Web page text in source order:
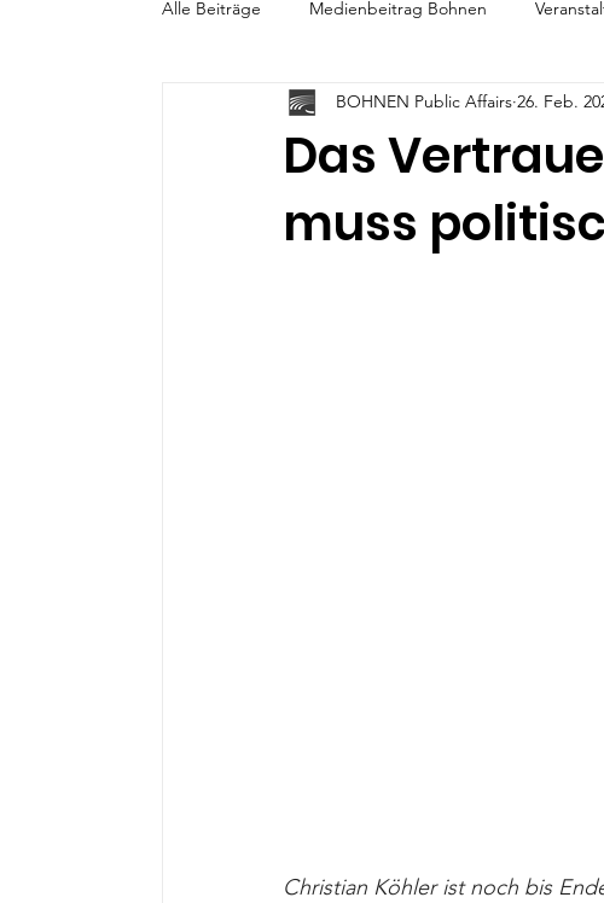
Alle Beiträge Medienbeitrag Bohnen
BigPicture-Gesprächsreihe CPR-Talks
Das
muss
BOHNEN Public Affairs 26. Feb.
Christian Köhler ist noch bis